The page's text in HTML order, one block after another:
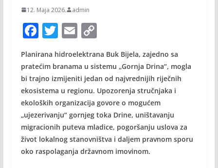
12. Maja 2026. admin
F
e
b
o
o
k
T
w
itt
er
E
m
ai
l
C
p
y
Li
n
k
Planirana hidroelektrana Buk Bijela, zajedno sa
pratećim branama u sistemu „Gornja Drina“, mogla
bi trajno izmijeniti jedan od najvrednijih riječnih
ekosistema u regionu. Upozorenja stručnjaka i
ekoloških organizacija govore o mogućem
„ujezerivanju“ gornjeg toka Drine, uništavanju
migracionih puteva mladice, pogoršanju uslova za
život lokalnog stanovništva i daljem pravnom sporu
oko raspolaganja državnom imovinom.